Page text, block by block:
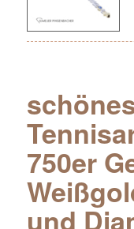
750er
und